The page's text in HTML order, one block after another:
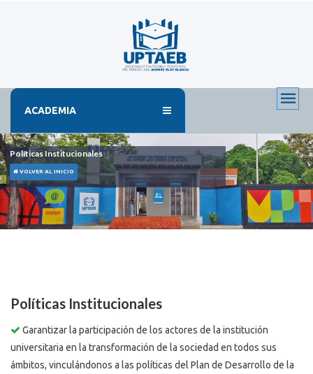
ACADEMIA
Políticas Institucionales
VOLVER AL INICIO
Políticas Institucionales
Garantizar la participación de los actores de la institución
universitaria en la transformación de la sociedad en todos sus
ámbitos, vinculándonos a las políticas del Plan de Desarrollo de la